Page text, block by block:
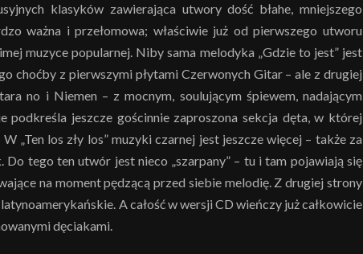
klasyków zawierająca utwory dość błahe, mniejszego
ważna i przełomowa; właściwie już od pierwszego utworu
muzyce popularnej. Niby sama melodyka „Gdzie to jest” jest
choćby z pierwszymi płytami Czerwonych Gitar – ale z drugiej
no i Niemen – z mocnym, soulującym śpiewem, nadającym
podkreśla jeszcze gościnnie zaproszona sekcja dęta, w której
„Ten los zły los” muzyki czarnej jest jeszcze więcej – także za
Do tego ten utwór jest nieco „szarpany” – tu i tam pojawiają się
na moment pędzącą przed siebie melodię. Z drugiej strony
A całość w wersji CD wieńczy już całkowicie
dęciakami.